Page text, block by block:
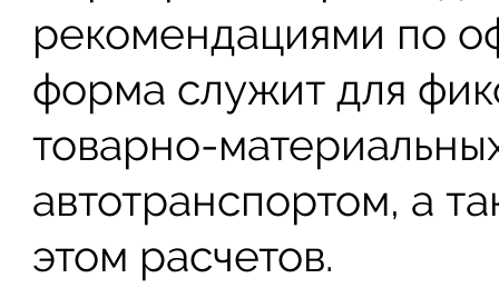
рекомендациями по
форма служит для
товарно-
автотранспортом, а
этом расчетов.